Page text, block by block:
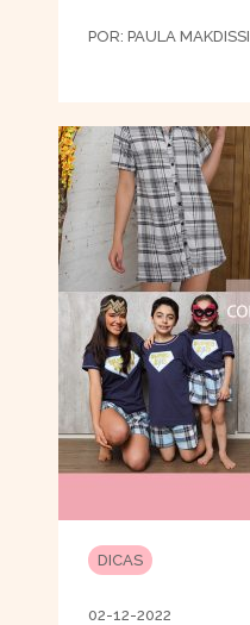
POR: PAULA MAKDISSI
DICAS
02-12-2022